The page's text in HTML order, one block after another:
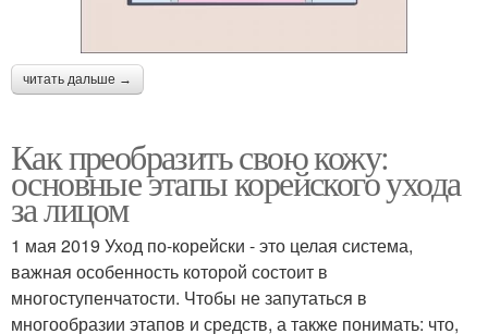
читать дальше →
Как преобразить свою кожу:
основные этапы корейского ухода
за лицом
1 мая 2019 Уход по-корейски - это целая система,
важная особенность которой состоит в
многоступенчатости. Чтобы не запутаться в
многообразии этапов и средств, а также понимать: что,